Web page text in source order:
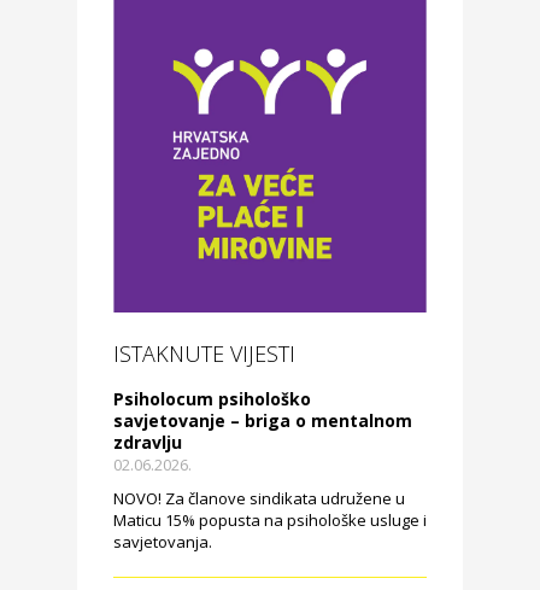
ISTAKNUTE VIJESTI
Psiholocum psihološko
savjetovanje – briga o mentalnom
zdravlju
02.06.2026.
NOVO! Za članove sindikata udružene u
Maticu 15% popusta na psihološke usluge i
savjetovanja.